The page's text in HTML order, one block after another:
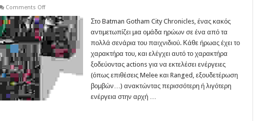
Comments Offon
Gotham
City
Chronicles
(2019)
Στο Batman Gotham City Chronicles, ένας κακός
αντιμετωπίζει μια ομάδα ηρώων σε ένα από τα
πολλά σενάρια του παιχνιδιού. Κάθε ήρωας έχει το
χαρακτήρα του, και ελέγχει αυτό το χαρακτήρα
ξοδεύοντας actions για να εκτελέσει ενέργειες
(όπως επιθέσεις Melee και Ranged, εξουδετέρωση
βομβών…) ανακτώντας περισσότερη ή λιγότερη
ενέργεια στην αρχή …